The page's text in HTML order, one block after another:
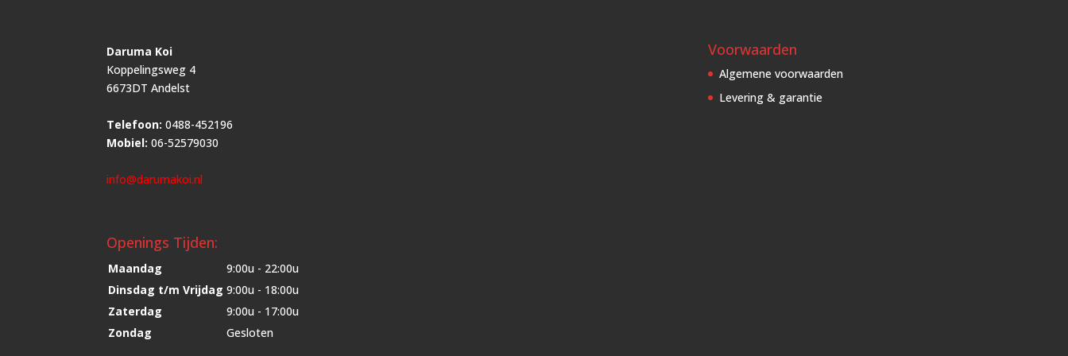
Daruma Koi
Koppelingsweg 4
6673DT Andelst
Telefoon: 0488-452196
Mobiel: 06-52579030
info@darumakoi.nl
Openings Tijden:
Maandag
9:00u - 22:00u
Dinsdag t/m Vrijdag 9:00u - 18:00u
Zaterdag
9:00u - 17:00u
Zondag
Gesloten
Voorwaarden
Algemene voorwaarden
Levering & garantie